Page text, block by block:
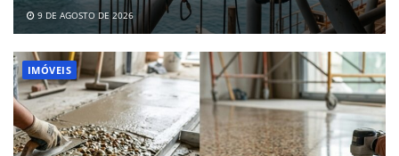
9 DE AGOSTO DE 2026
IMÓVEIS